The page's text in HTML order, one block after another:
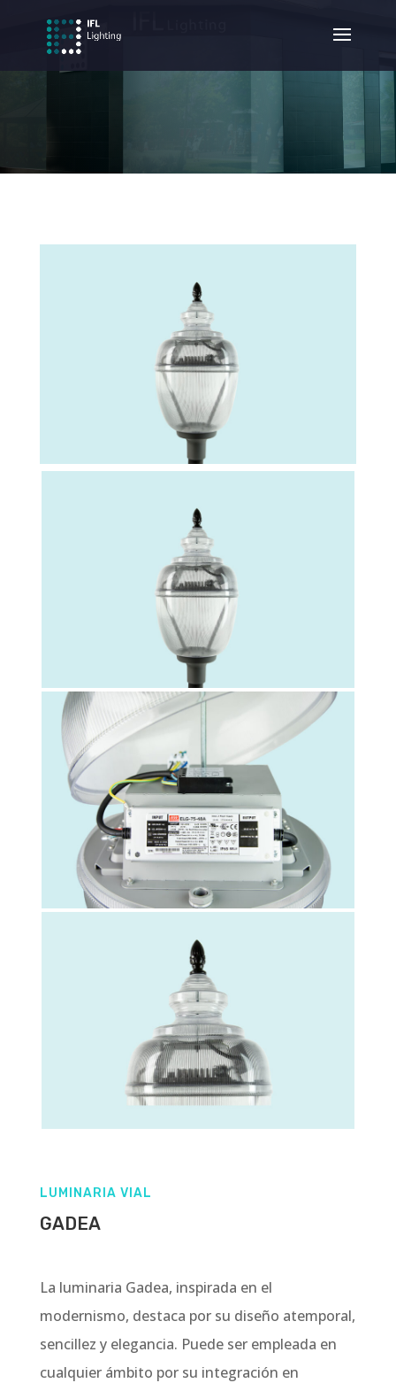
LUMINARIA VIAL
GADEA
La luminaria Gadea, inspirada en el
modernismo, destaca por su diseño atemporal,
sencillez y elegancia. Puede ser empleada en
cualquier ámbito por su integración en